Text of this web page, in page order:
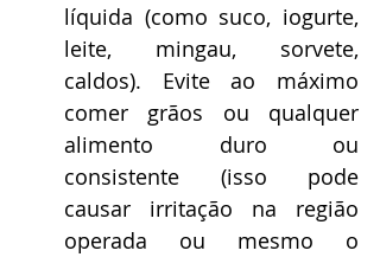
líquida (como suco, iogurte,
leite, mingau, sorvete,
caldos). Evite ao máximo
comer grãos ou qualquer
alimento duro ou
consistente (isso pode
causar irritação na região
operada ou mesmo o